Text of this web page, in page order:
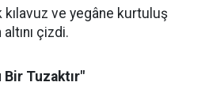
kılavuz ve yegâne kurtuluş
çizdi.
Tuzaktır"